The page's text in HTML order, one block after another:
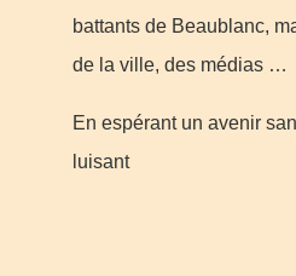
battants de Beaublanc,
de la ville, des médias …
En espérant un avenir
luisant